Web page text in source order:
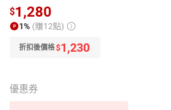
$1,280
1% (賺12點)
折扣後價格$1,230
優惠券